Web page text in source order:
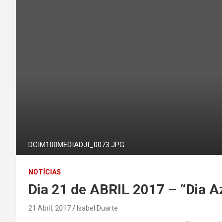
DCIM100MEDIADJI_0073.JPG
NOTÍCIAS
Dia 21 de ABRIL 2017 – “Dia
21 Abril, 2017 Isabel Duarte